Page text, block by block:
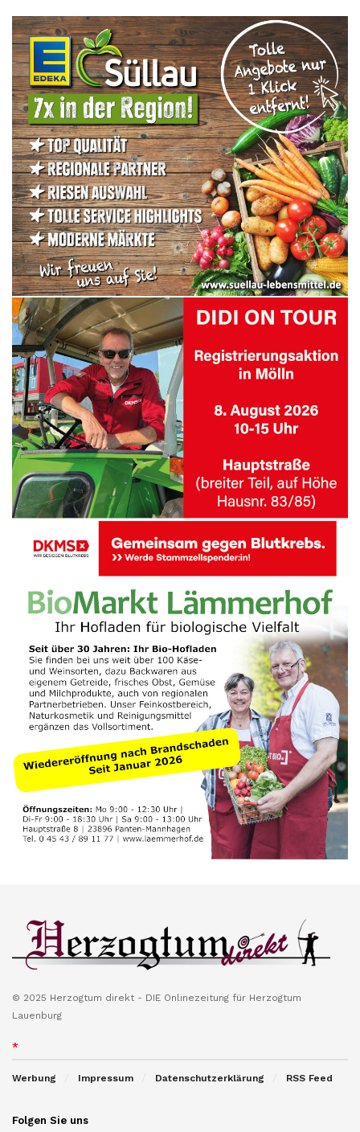
© 2025 Herzogtum direkt - DIE Onlinezeitung für Herzogtum
Lauenburg
*
Werbung Impressum Datenschutzerklärung RSS Feed
Folgen Sie uns